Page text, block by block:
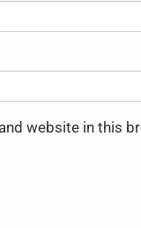
website in this